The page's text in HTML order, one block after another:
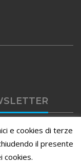
e cookies di terze
il presente
cookies.